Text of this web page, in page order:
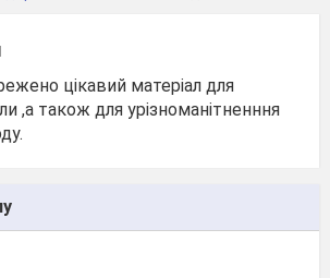
цікавий матеріал для
,а також для урізноманітненння